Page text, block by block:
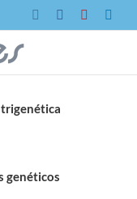
InstagramFacebookYouTube
genéticos